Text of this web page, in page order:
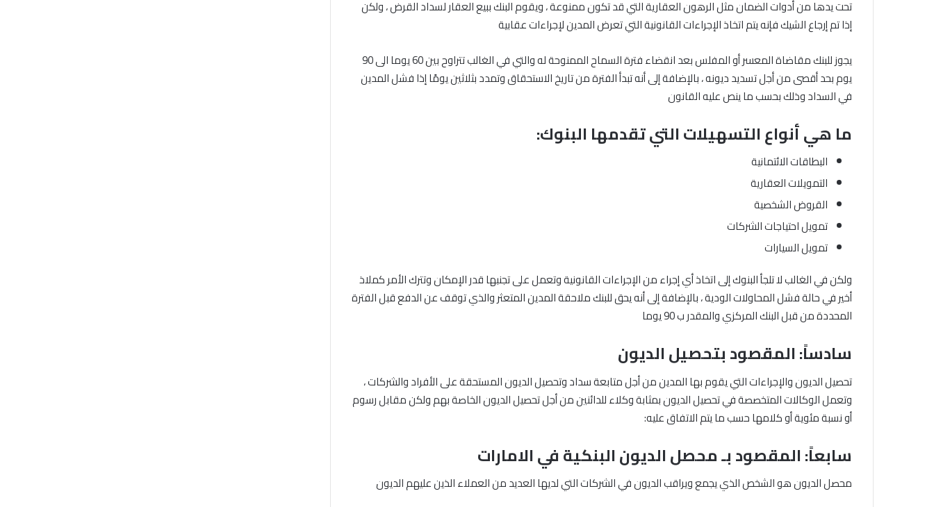
تحت يدها من أدوات الضمان مثل الرهون العقارية التي قد تكون ممنوعة ، ويقوم البنك ببيع العقار لسداد القرض ، ولكن
إذا تم إرجاع الشيك فإنه يتم اتخاذ الإجراءات القانونية التي تعرض المدين لإجراءات عقابية
يجوز للبنك مقاضاة المعسر أو المفلس بعد انقضاء فترة السماح الممنوحة له والتي في الغالب تتراوح بين 60 يوما الى 90
يوم بحد أقصى من أجل تسديد ديونه ، بالإضافة إلى أنه تبدأ الفترة من تاريخ الاستحقاق وتمدد بثلاثين يومًا إذا فشل المدين
في السداد وذلك بحسب ما ينص عليه القانون
ما هي أنواع التسهيلات التي تقدمها البنوك:
البطاقات الائتمانية
التمويلات العقارية
القروض الشخصية
تمويل احتياجات الشركات
تمويل السيارات
ولكن في الغالب لا تلجأ البنوك إلى اتخاذ أي إجراء من الإجراءات القانونية وتعمل على تجنبها قدر الإمكان وتترك الأمر كملاذ
أخير في حالة فشل المحاولات الودية ، بالإضافة إلى أنه يحق للبنك ملاحقة المدين المتعثر والذي توقف عن الدفع قبل الفترة
المحددة من قبل البنك المركزي والمقدر ب 90 يوما
سادساً: المقصود بتحصيل الديون
تحصيل الديون والإجراءات التي يقوم بها المدين من أجل متابعة سداد وتحصيل الديون المستحقة على الأفراد والشركات ،
وتعمل الوكالات المتخصصة في تحصيل الديون بمثابة وكلاء للدائنين من أجل تحصيل الديون الخاصة بهم ولكن مقابل رسوم
أو نسبة مئوية أو كلامها حسب ما يتم الاتفاق عليه:
سابعاً: المقصود بـ محصل الديون البنكية في الامارات
محصل الديون هو الشخص الذي يجمع ويراقب الديون في الشركات التي لديها العديد من العملاء الذين عليهم الديون